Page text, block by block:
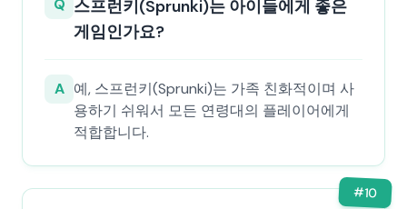
Q 스프런키(Sprunki)는 아이들에게 좋은
게임인가요?
A 예, 스프런키(Sprunki)는 가족 친화적이며 사
용하기 쉬워서 모든 연령대의 플레이어에게
적합합니다.
#10